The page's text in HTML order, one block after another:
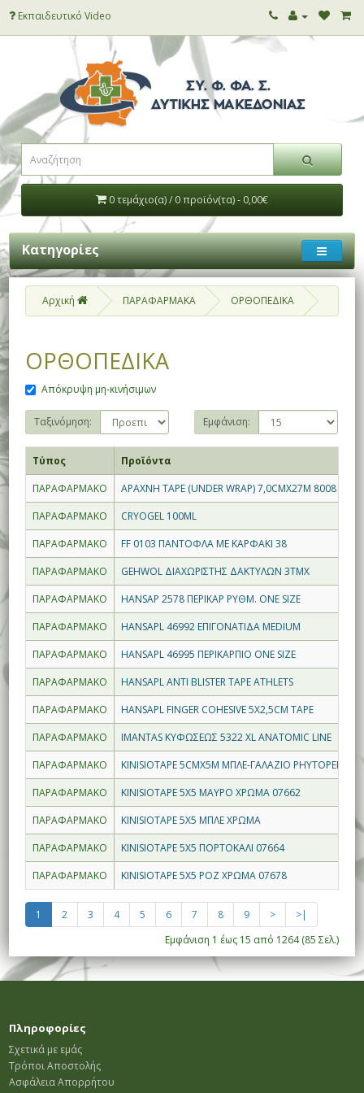
Εκπαιδευτικό Video
0 τεμάχιο(α) / 0 προϊόν(τα) - 0,00€
Κατηγορίες
Αρχική ΠΑΡΑΦΑΡΜΑΚΑ ΟΡΘΟΠEΔΙΚΑ
ΟΡΘΟΠEΔΙΚΑ
Απόκρυψη μη-κινήσιμων
Ταξινόμηση: Εμφάνιση:
Τύπος
Προϊόντα
ΠΑΡΑΦΑΡΜΑΚΟ
AΡΑΧΝΗ TAPE (UNDER WRAP) 7,0CMX27M 8008
ΠΑΡΑΦΑΡΜΑΚΟ
CRYOGEL 100ML
ΠΑΡΑΦΑΡΜΑΚΟ
FF 0103 ΠΑΝΤΟΦΛΑ ΜΕ ΚΑΡΦΑΚΙ 38
ΠΑΡΑΦΑΡΜΑΚΟ
GEHWOL ΔΙΑΧΩΡΙΣΤΗΣ ΔΑΚΤΥΛΩΝ 3ΤΜΧ
ΠΑΡΑΦΑΡΜΑΚΟ
HANSAP 2578 ΠΕΡΙΚΑΡ ΡΥΘΜ. ONE SIZE
ΠΑΡΑΦΑΡΜΑΚΟ
HANSAPL 46992 ΕΠΙΓΟΝΑΤΙΔΑ MEDIUM
ΠΑΡΑΦΑΡΜΑΚΟ
HANSAPL 46995 ΠΕΡΙΚΑΡΠΙΟ ONE SIZE
ΠΑΡΑΦΑΡΜΑΚΟ
HANSAPL ANTI BLISTER TAPE ATHLETS
ΠΑΡΑΦΑΡΜΑΚΟ
HANSAPL FINGER COHESIVE 5X2,5CM TAPE
ΠΑΡΑΦΑΡΜΑΚΟ
IMANTAS ΚΥΦΩΣΕΩΣ 5322 XL ANATOMIC LINE
ΠΑΡΑΦΑΡΜΑΚΟ
KINISIOTAPE 5CMX5M ΜΠΛΕ-ΓΑΛΑΖΙΟ
ΠΑΡΑΦΑΡΜΑΚΟ
KINISIOTAPE 5X5 ΜΑΥΡΟ ΧΡΩΜΑ 07662
ΠΑΡΑΦΑΡΜΑΚΟ
KINISIOTAPE 5X5 ΜΠΛΕ ΧΡΩΜΑ
ΠΑΡΑΦΑΡΜΑΚΟ
KINISIOTAPE 5X5 ΠΟΡΤΟΚΑΛΙ 07664
ΠΑΡΑΦΑΡΜΑΚΟ
KINISIOTAPE 5X5 ΡΟΖ ΧΡΩΜΑ 07678
1 2 3 4 5 6 7 8 9 >
>|
Εμφάνιση 1 έως 15 από 1264 (85 Σελ.)
Πληροφορίες
Σχετικά με εμάς
Τρόποι Αποστολής
Ασφάλεια Απορρήτου